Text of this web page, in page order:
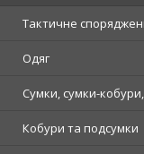
Тактичне
Одяг
Сумки, сумки-
Кобури та подсумки